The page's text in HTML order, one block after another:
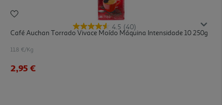
4.5 (40)
Café Auchan Torrado Vivace Moído Máquina Intensidade 10 250g
11.8 €/Kg
2,95 €